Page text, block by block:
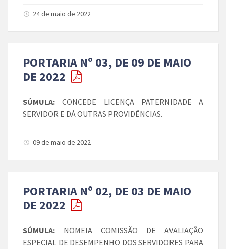
24 de maio de 2022
PORTARIA Nº 03, DE 09 DE MAIO
DE 2022
SÚMULA: CONCEDE LICENÇA PATERNIDADE A
SERVIDOR E DÁ OUTRAS PROVIDÊNCIAS.
09 de maio de 2022
PORTARIA Nº 02, DE 03 DE MAIO
DE 2022
SÚMULA: NOMEIA COMISSÃO DE AVALIAÇÃO
ESPECIAL DE DESEMPENHO DOS SERVIDORES PARA